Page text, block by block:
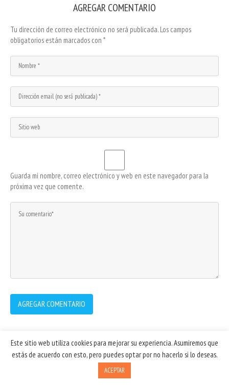
AGREGAR COMENTARIO
Tu dirección de correo electrónico no será publicada. Los campos
obligatorios están marcados con *
Guarda mi nombre, correo electrónico y web en este navegador para la
próxima vez que comente.
Ruben Quiroga© 2026.
Política de privacidad
Este sitio web utiliza cookies para mejorar su experiencia. Asumiremos que
estás de acuerdo con esto, pero puedes optar por no hacerlo si lo deseas.
ACEPTAR